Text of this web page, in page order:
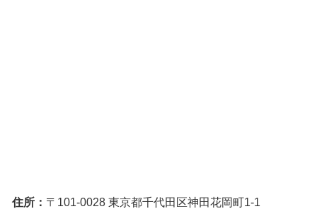
住所： 〒101-0028 東京都千代田区神田花岡町1-1